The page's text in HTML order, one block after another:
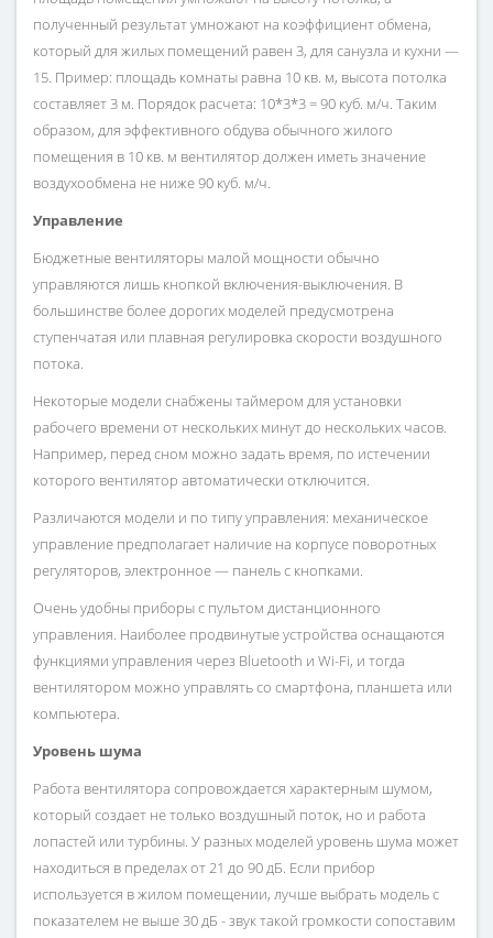
полученный результат умножают на коэффициент обмена,
который для жилых помещений равен 3, для санузла и кухни —
15. Пример: площадь комнаты равна 10 кв. м, высота потолка
составляет 3 м. Порядок расчета: 10*3*3 = 90 куб. м/ч. Таким
образом, для эффективного обдува обычного жилого
помещения в 10 кв. м вентилятор должен иметь значение
воздухообмена не ниже 90 куб. м/ч.
Управление
Бюджетные вентиляторы малой мощности обычно
управляются лишь кнопкой включения-выключения. В
большинстве более дорогих моделей предусмотрена
ступенчатая или плавная регулировка скорости воздушного
потока.
Некоторые модели снабжены таймером для установки
рабочего времени от нескольких минут до нескольких часов.
Например, перед сном можно задать время, по истечении
которого вентилятор автоматически отключится.
Различаются модели и по типу управления: механическое
управление предполагает наличие на корпусе поворотных
регуляторов, электронное — панель с кнопками.
Очень удобны приборы с пультом дистанционного
управления. Наиболее продвинутые устройства оснащаются
функциями управления через Bluetooth и Wi-Fi, и тогда
вентилятором можно управлять со смартфона, планшета или
компьютера.
Уровень шума
Работа вентилятора сопровождается характерным шумом,
который создает не только воздушный поток, но и работа
лопастей или турбины. У разных моделей уровень шума может
находиться в пределах от 21 до 90 дБ. Если прибор
используется в жилом помещении, лучше выбрать модель с
показателем не выше 30 дБ - звук такой громкости сопоставим